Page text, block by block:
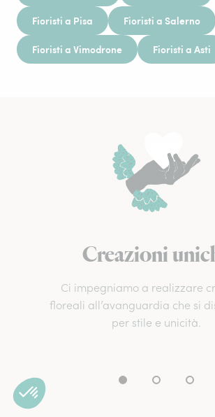
Fioristi a Pisa Fioristi a Salerno
Fioristi a Vimodrone Fioristi a Asti
Creazioni
Ci impegniamo a realizzare
floreali all’avanguardia che si
per stile e unicità.